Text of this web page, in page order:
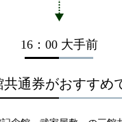
16：00 大手前
共通券がおすすめ